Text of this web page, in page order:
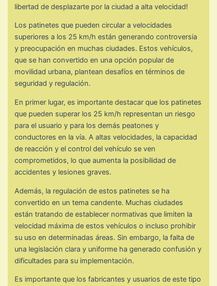
libertad de desplazarte por la ciudad a alta velocidad!
Los patinetes que pueden circular a velocidades
superiores a los 25 km/h están generando controversia
y preocupación en muchas ciudades. Estos vehículos,
que se han convertido en una opción popular de
movilidad urbana, plantean desafíos en términos de
seguridad y regulación.
En primer lugar, es importante destacar que los patinetes
que pueden superar los 25 km/h representan un riesgo
para el usuario y para los demás peatones y
conductores en la vía. A altas velocidades, la capacidad
de reacción y el control del vehículo se ven
comprometidos, lo que aumenta la posibilidad de
accidentes y lesiones graves.
Además, la regulación de estos patinetes se ha
convertido en un tema candente. Muchas ciudades
están tratando de establecer normativas que limiten la
velocidad máxima de estos vehículos o incluso prohibir
su uso en determinadas áreas. Sin embargo, la falta de
una legislación clara y uniforme ha generado confusión y
dificultades para su implementación.
Es importante que los fabricantes y usuarios de este tipo